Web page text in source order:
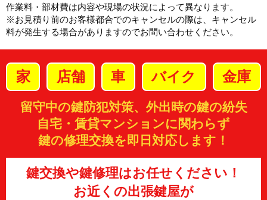
作業料・部材費は内容や現場の状況によって異なります。
※お見積り前のお客様都合でのキャンセルの際は、キャンセル
料が発生する場合がありますのでお問い合わせください。
家 店舗 車 バイク 金庫
留守中の鍵防犯対策、外出時の鍵の紛失
自宅・賃貸マンションに関わらず
鍵の修理交換を即日対応します！
鍵交換や鍵修理はお任せください！
お近くの出張鍵屋が